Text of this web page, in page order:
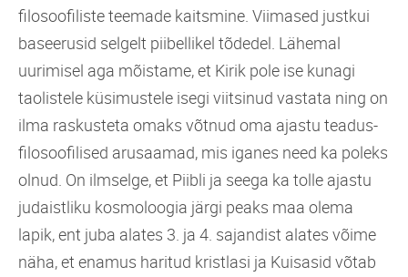
filosoofiliste teemade kaitsmine. Viimased justkui
baseerusid selgelt piibellikel tõdedel. Lähemal
uurimisel aga mõistame, et Kirik pole ise kunagi
taolistele küsimustele isegi viitsinud vastata ning on
ilma raskusteta omaks võtnud oma ajastu teadus-
filosoofilised arusaamad, mis iganes need ka poleks
olnud. On ilmselge, et Piibli ja seega ka tolle ajastu
judaistliku kosmoloogia järgi peaks maa olema
lapik, ent juba alates 3. ja 4. sajandist alates võime
näha, et enamus haritud kristlasi ja Kuisasid võtab